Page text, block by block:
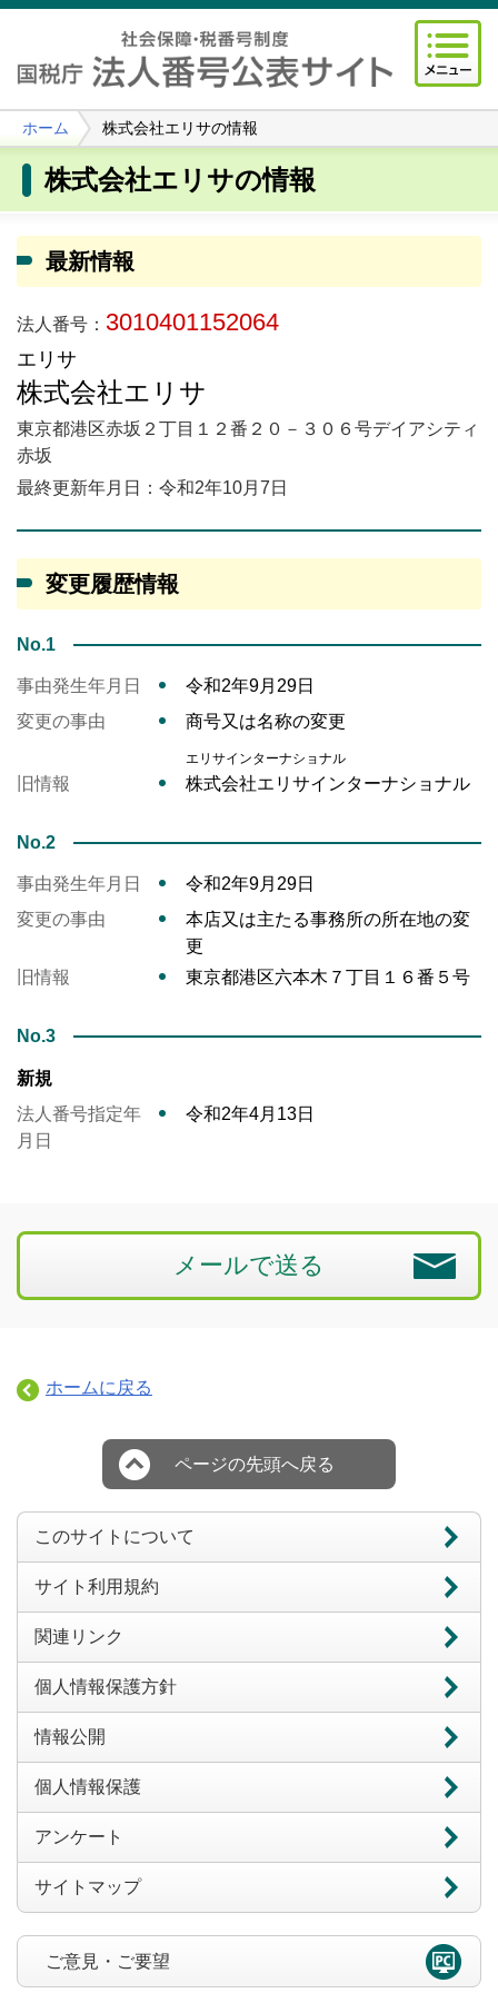
ホーム 株式会社エリサの情報
株式会社エリサの情報
最新情報
法人番号： 3010401152064
エリサ
株式会社エリサ
東京都港区赤坂２丁目１２番２０－３０６号デイアシティ
赤坂
最終更新年月日：令和2年10月7日
変更履歴情報
No.1
事由発生年月日
令和2年9月29日
変更の事由
商号又は名称の変更
エリサインターナショナル
旧情報 株式会社エリサインターナショナル
No.2
事由発生年月日
令和2年9月29日
変更の事由
本店又は主たる事務所の所在地の変
更
旧情報
東京都港区六本木７丁目１６番５号
No.3
新規
法人番号指定年
月日
令和2年4月13日
メールで送る
ホームに戻る
ページの先頭へ戻る
このサイトについて
サイト利用規約
関連リンク
個人情報保護方針
情報公開
個人情報保護
アンケート
サイトマップ
ご意見・ご要望